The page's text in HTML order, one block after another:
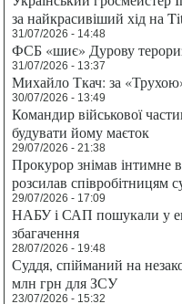
за найкрасивіший хід на
31/07/2026 - 14:48
ФСБ «шиє» Дурову
31/07/2026 - 13:37
Михайло Ткач: за
30/07/2026 - 13:49
Командир військової
будувати йому маєток
29/07/2026 - 21:38
Прокурор знімав інтимне
розсилав співробітницям
29/07/2026 - 17:09
НАБУ і САП пошукали у
збагачення
28/07/2026 - 19:48
Суддя, спійманий на
млн грн для ЗСУ
23/07/2026 - 15:32